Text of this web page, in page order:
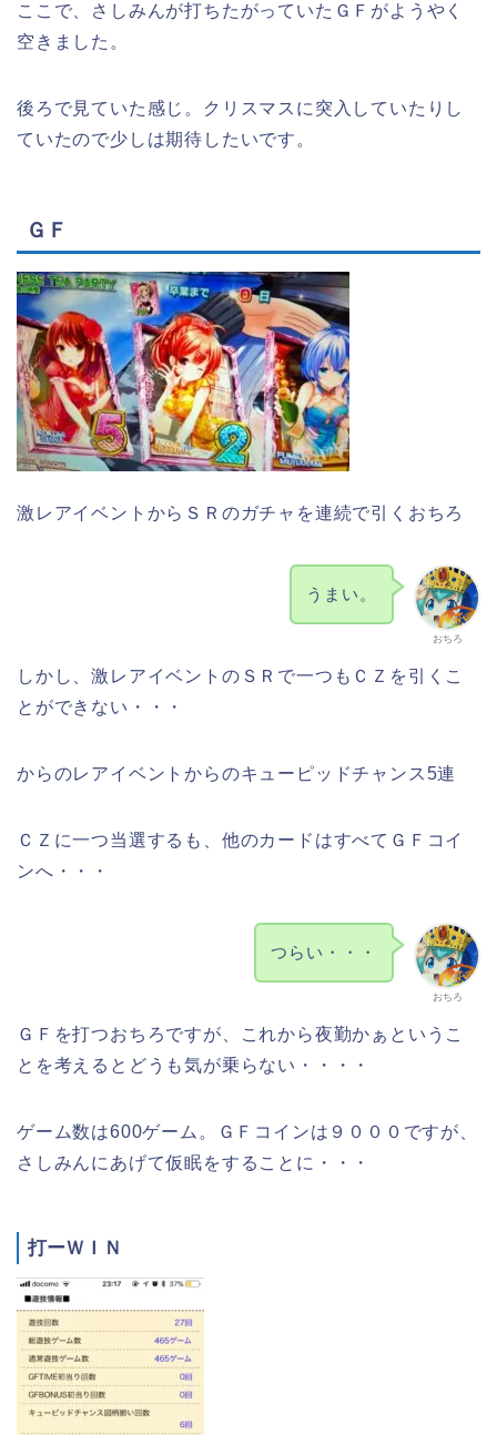
ここで、さしみんが打ちたがっていたＧＦがようやく
空きました。
後ろで見ていた感じ。クリスマスに突入していたりし
ていたので少しは期待したいです。
ＧＦ
激レアイベントからＳＲのガチャを連続で引くおちろ
おちろ
うまい。
しかし、激レアイベントのＳＲで一つもＣＺを引くこ
とができない・・・
からのレアイベントからのキューピッドチャンス5連
ＣＺに一つ当選するも、他のカードはすべてＧＦコイ
ンへ・・・
おちろ
つらい・・・
ＧＦを打つおちろですが、これから夜勤かぁというこ
とを考えるとどうも気が乗らない・・・・
ゲーム数は600ゲーム。ＧＦコインは９０００ですが、
さしみんにあげて仮眠をすることに・・・
打ーＷＩＮ